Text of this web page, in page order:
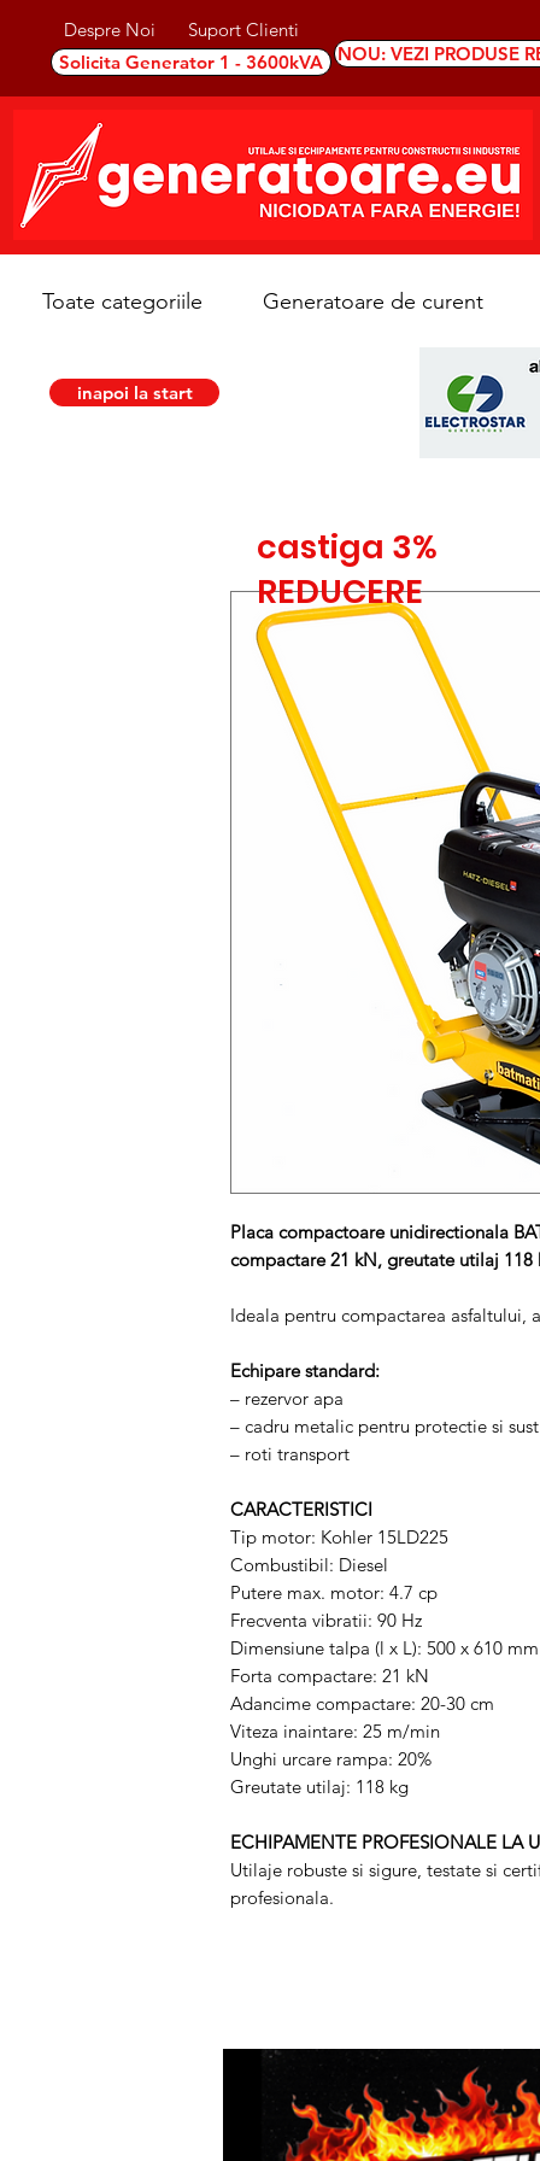
Despre Noi
Suport Clienti
Solicita Generator 1 - 3600kVA
NOU: VEZI PRODUSE
Toate categoriile Generatoare de curent
Placa compactoare unidirectionala
compactare 21 kN, greutate utilaj
Ideala pentru compactarea asfaltului,
Echipare standard:
– rezervor apa
– cadru metalic pentru protectie si
– roti transport
CARACTERISTICI
Tip motor: Kohler 15LD225
Combustibil: Diesel
Putere max. motor: 4.7 cp
Frecventa vibratii: 90 Hz
Dimensiune talpa (l x L): 500 x 610 mm
Forta compactare: 21 kN
Adancime compactare: 20-30 cm
Viteza inaintare: 25 m/min
Unghi urcare rampa: 20%
Greutate utilaj: 118 kg
ECHIPAMENTE PROFESIONALE LA
Utilaje robuste si sigure, testate si
profesionala.
inapoi la start
castiga 3%
REDUCERE